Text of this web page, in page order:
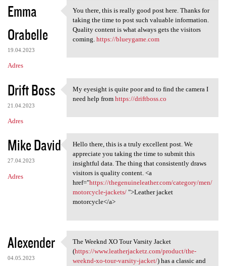
Emma
Orabelle
19.04.2023
Adres
You there, this is really
You there, this is really good post here. Thanks for
taking the time to post such valuable information.
Quality content is what always gets the visitors
coming. https://blueygame.com
Drift Boss
21.04.2023
Adres
My eyesight is quite poor and
My eyesight is quite poor and to find the camera I
need help from https://driftboss.co
Mike David
27.04.2023
Adres
Hello there, this is a truly
Hello there, this is a truly excellent post. We
appreciate you taking the time to submit this
insightful data. The thing that consistently draws
visitors is quality content. <a
href="https://thegenuineleather.com/category/men/
motorcycle-jackets/">Leather jacket
motorcycle</a>
Alexender
04.05.2023
The Weeknd XO Tour Varsity
The Weeknd XO Tour Varsity Jacket
(https://www.leatherjacketz.com/product/the-
weeknd-xo-tour-varsity-jacket/) has a classic and